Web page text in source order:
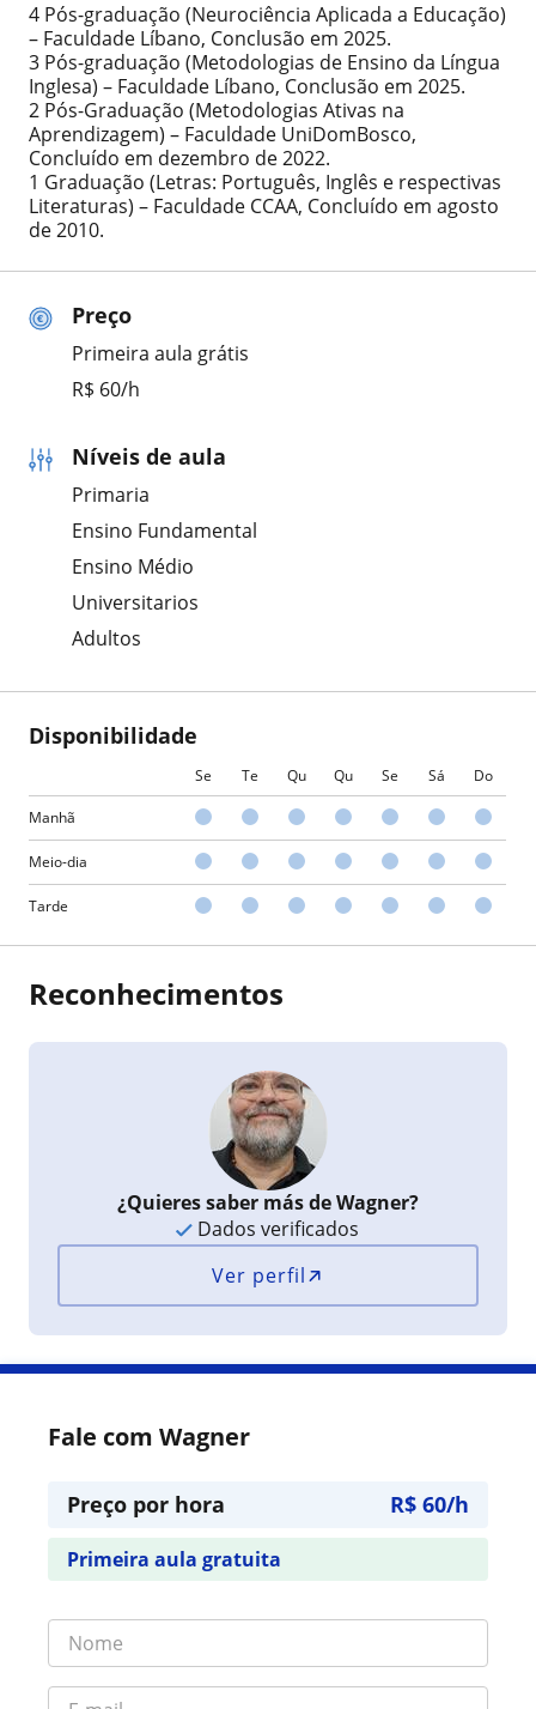
Preço
Primeira aula grátis
R$ 60/h
Níveis de aula
Primaria
Ensino Fundamental
Ensino Médio
Universitarios
Adultos
Disponibilidade
Se Te Qu Qu Se Sá Do
Manhã
Meio-dia
Tarde
4 Pós-graduação (Neurociência Aplicada a Educação)
– Faculdade Líbano, Conclusão em 2025.
3 Pós-graduação (Metodologias de Ensino da Língua
Inglesa) – Faculdade Líbano, Conclusão em 2025.
2 Pós-Graduação (Metodologias Ativas na
Aprendizagem) – Faculdade UniDomBosco,
Concluído em dezembro de 2022.
1 Graduação (Letras: Português, Inglês e respectivas
Literaturas) – Faculdade CCAA, Concluído em agosto
de 2010.
Reconhecimentos
¿Quieres saber más de Wagner?
Dados verificados
Ver perfil
Fale com Wagner
Preço por hora R$ 60/h
Primeira aula gratuita